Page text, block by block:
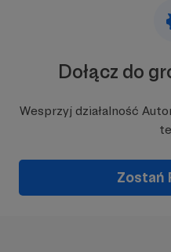
Dołącz do
Wesprzyj działalność
Zostań